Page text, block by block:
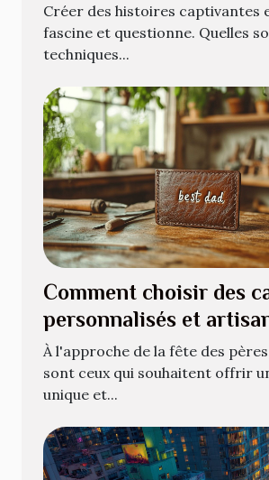
Créer des histoires captivantes
fascine et questionne. Quelles
techniques...
Comment choisir des
personnalisés et
la fête des pères
À l'approche de la fête des
sont ceux qui souhaitent offrir
unique et...